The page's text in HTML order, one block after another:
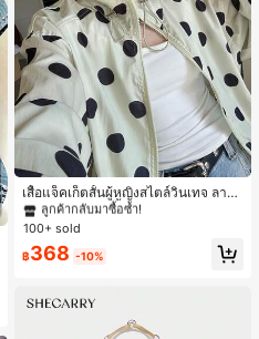
เสื้อแจ็คเก็ตสั้นผู้หญิงสไตล์วินเทจ ลายจุ
ดขนาดใหญ่ คอตั้ง เอวเข้ารูป แขนพอง
ทรงหลวม แฟชั่นอเนกประสงค์ สำหรับใ
ส่ประจำวันและไปเที่ยวพักผ่อน
#1 ขายดี
ใน กระเป๋า เสื้อคลุมลำลอง
ลูกค้ากลับมาซื้อซ้ำ!
#1 ขายดี ใน กระเป๋า เสื้อคลุมลำลอง
ลูกค้ากลับมาซื้อซ้ำ!
#1 ขายดี ใน กระเป๋า เสื้อคลุมลำลอง
ลูกค้ากลับมาซื้อซ้ำ!
#1 ขายดี
ใน กระเป๋า เสื้อคลุมลำลอง
100+ sold
฿368 -10%